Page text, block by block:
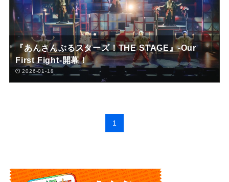
『あんさんぶるスターズ！THE STAGE』-Our
First Fight-開幕！
2026-01-18
1